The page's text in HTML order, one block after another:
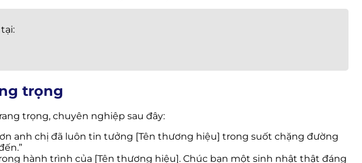
trọng
trọng, chuyên nghiệp sau đây:
anh chị đã luôn tin tưởng [Tên thương hiệu] trong suốt chặng đường
hành trình của [Tên thương hiệu]. Chúc bạn một sinh nhật thật đáng